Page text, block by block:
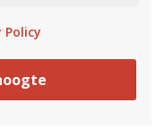
Policy